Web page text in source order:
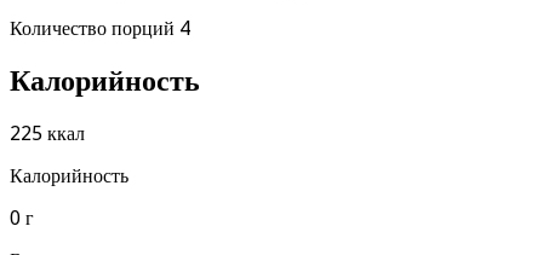
Количество порций 4
Калорийность
225 ккал
Калорийность
0 г